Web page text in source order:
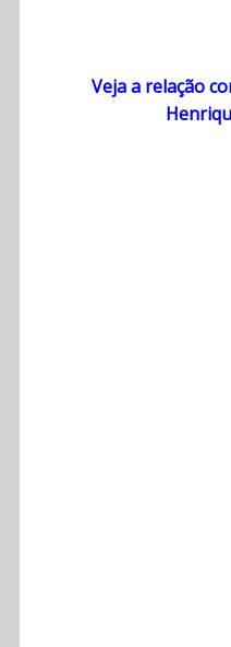
Veja a relação